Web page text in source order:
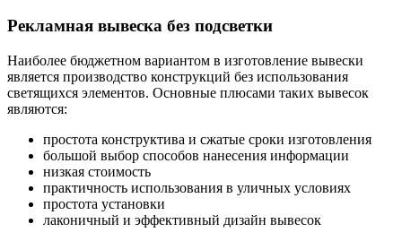
Рекламная вывеска без подсветки
Наиболее бюджетном вариантом в изготовление вывески
является производство конструкций без использования
светящихся элементов. Основные плюсами таких вывесок
являются:
простота конструктива и сжатые сроки изготовления
большой выбор способов нанесения информации
низкая стоимость
практичность использования в уличных условиях
простота установки
лаконичный и эффективный дизайн вывесок